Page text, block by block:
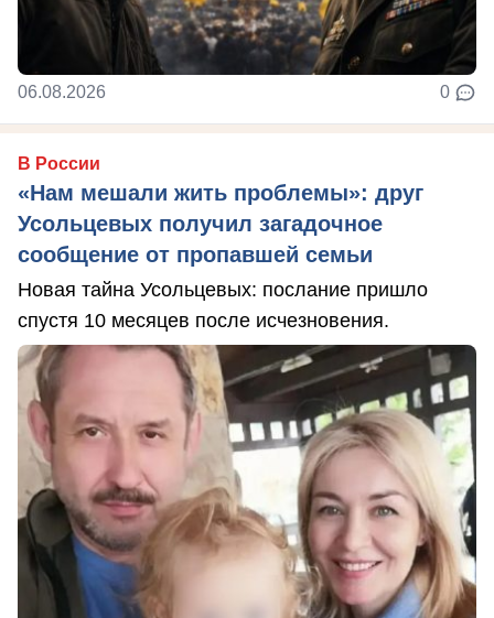
06.08.2026 0
В России
«Нам мешали жить проблемы»: друг
Усольцевых получил загадочное
сообщение от пропавшей семьи
Новая тайна Усольцевых: послание пришло
спустя 10 месяцев после исчезновения.